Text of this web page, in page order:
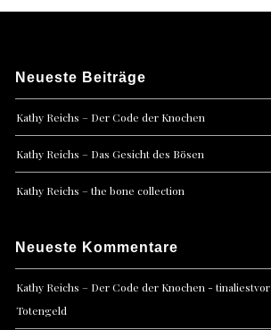
Neueste Beiträge
Kathy Reichs – Der Code der Knochen
Kathy Reichs – Das Gesicht des Bösen
Kathy Reichs – the bone collection
Neueste Kommentare
Kathy Reichs – Der Code der Knochen - tinaliestvor
Totengeld